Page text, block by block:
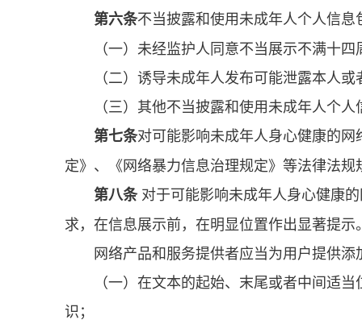
第六条不当披露和使用未成年人个人信息
（一）未经监护人同意不当展示不满十
（二）诱导未成年人发布可能泄露本人
（三）其他不当披露和使用未成年人个
第七条对可能影响未成年人身心健康的
定》、《网络暴力信息治理规定》等法律法
第八条 对于可能影响未成年人身心健康
求，在信息展示前，在明显位置作出显著提示
网络产品和服务提供者应当为用户提供
（一）在文本的起始、末尾或者中间适
识；